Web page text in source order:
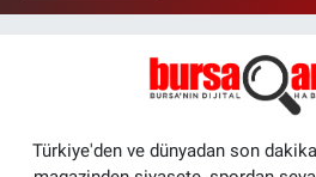
Türkiye'den ve dünyadan son